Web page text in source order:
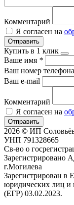
Комментарий
Я согласен на
Отправить
Купить в 1 клик
Ваше имя *
Ваш номер телефона
Ваш e-mail
Комментарий
Я согласен на
Отправить
2026 © ИП
УНП 791328665
Св-во о
Зарегистрировано
г.Могилева
Зарегистрирован в
юридических лиц и
(ЕГР) 03.02.2023.